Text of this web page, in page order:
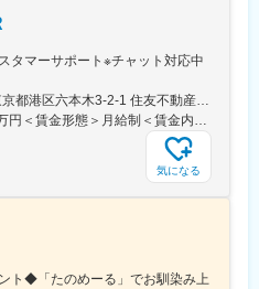
長を支援します。
務タマーサポート※チャット対応中
気になる
ト◆「たのめーる」でお馴染み上